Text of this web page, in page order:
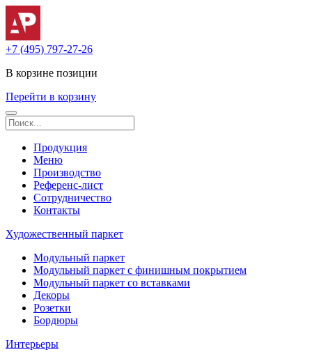
+7 (495) 797-27-26
В корзине позиции
Перейти в корзину
Продукция
Меню
Производство
Референс-лист
Сотрудничество
Контакты
Художественный паркет
Модульный паркет
Модульный паркет с финишным покрытием
Модульный паркет со вставками
Декоры
Розетки
Бордюры
Интерьеры